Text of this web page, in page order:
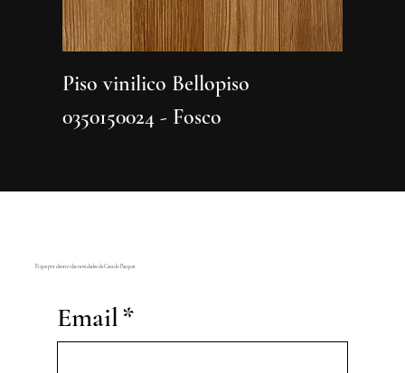
Piso vinilico Bellopiso
0350150024 - Fosco
Email*
Fique por dentro das novidades da Casa do Parquet